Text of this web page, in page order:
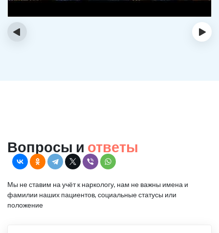
‹ ›
Вопросы и ответы
Мы не ставим на учёт к наркологу, нам не важны имена и
фамилии наших пациентов, социальные статусы или
положение